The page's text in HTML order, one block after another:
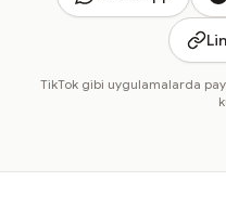
TikTok gibi uygulamalarda